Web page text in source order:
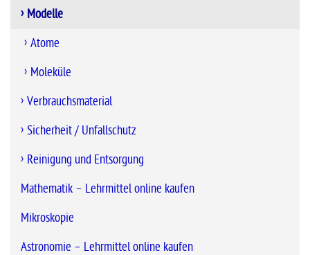
Modelle
Atome
Moleküle
Verbrauchsmaterial
Sicherheit / Unfallschutz
Reinigung und Entsorgung
Mathematik – Lehrmittel online kaufen
Mikroskopie
Astronomie – Lehrmittel online kaufen